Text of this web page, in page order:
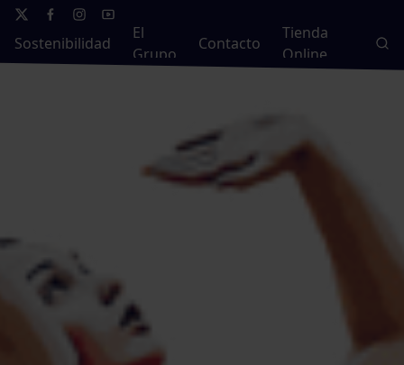
Sostenibilidad
El
Grupo
Contacto
Tienda
Online